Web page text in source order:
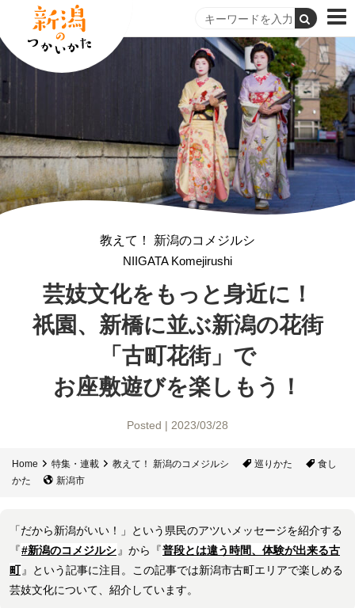
教えて！ 新潟のコメジルシ
NIIGATA Komejirushi
芸妓文化をもっと身近に！
祇園、新橋に並ぶ新潟の花街
「古町花街」で
お座敷遊びを楽しもう！
Posted | 2023/03/28
Home 特集・連載 教えて！ 新潟のコメジルシ 巡りかた
食し
かた
新潟市
「だから新潟がいい！」という県民のアツいメッセージを紹介する
『#新潟のコメジルシ 』から『普段とは違う時間、体験が出来る古
町 』という記事に注目。この記事では新潟市古町エリアで楽しめる
芸妓文化について、紹介しています。